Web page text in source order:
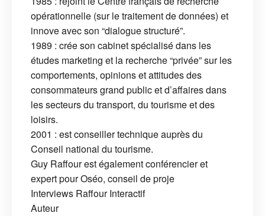
opérationnelle (sur le traitement de données) et
innove avec son “dialogue structuré”.
1989 : crée son cabinet spécialisé dans les
études marketing et la recherche “privée” sur les
comportements, opinions et attitudes des
consommateurs grand public et d’affaires dans
les secteurs du transport, du tourisme et des
loisirs.
2001 : est conseiller technique auprès du
Conseil national du tourisme.
Guy Raffour est également conférencier et
expert pour Oséo, conseil de proje
Interviews Raffour Interactif
Auteur